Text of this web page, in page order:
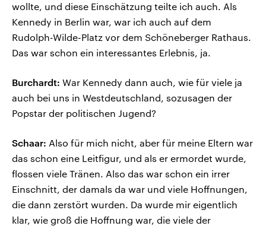
wollte, und diese Einschätzung teilte ich auch. Als
Kennedy in Berlin war, war ich auch auf dem
Rudolph-Wilde-Platz vor dem Schöneberger Rathaus.
Das war schon ein interessantes Erlebnis, ja.
Burchardt: War Kennedy dann auch, wie für viele ja
auch bei uns in Westdeutschland, sozusagen der
Popstar der politischen Jugend?
Schaar: Also für mich nicht, aber für meine Eltern war
das schon eine Leitfigur, und als er ermordet wurde,
flossen viele Tränen. Also das war schon ein irrer
Einschnitt, der damals da war und viele Hoffnungen,
die dann zerstört wurden. Da wurde mir eigentlich
klar, wie groß die Hoffnung war, die viele der